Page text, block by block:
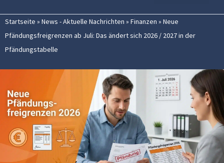
Startseite » News - Aktuelle Nachrichten » Finanzen » Neue
Pfändungsfreigrenzen ab Juli: Das ändert sich 2026 / 2027 in der
Pfändungstabelle